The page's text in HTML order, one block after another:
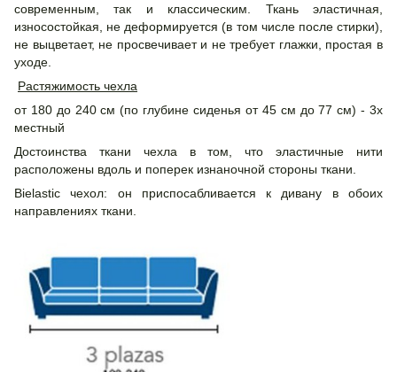
современным, так и классическим. Ткань эластичная,
износостойкая, не деформируется (в том числе после стирки),
не выцветает, не просвечивает и не требует глажки, простая в
уходе.
Растяжимость чехла
от 180 до 240 см (по глубине сиденья от 45 см до 77 см) - 3х
местный
Достоинства ткани чехла в том, что эластичные нити
расположены вдоль и поперек изнаночной стороны ткани.
Bielastic чехол: он приспосабливается к дивану в обоих
направлениях ткани.